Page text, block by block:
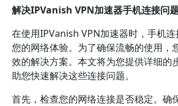
解决IPVanish VPN加速器手机连接问题
在使用IPVanish VPN加速器时，手机
您的网络体验。为了确保流畅的使用，
效的解决方案。本文将为您提供详细的
助您快速解决这些连接问题。
首先，检查您的网络连接是否稳定。确